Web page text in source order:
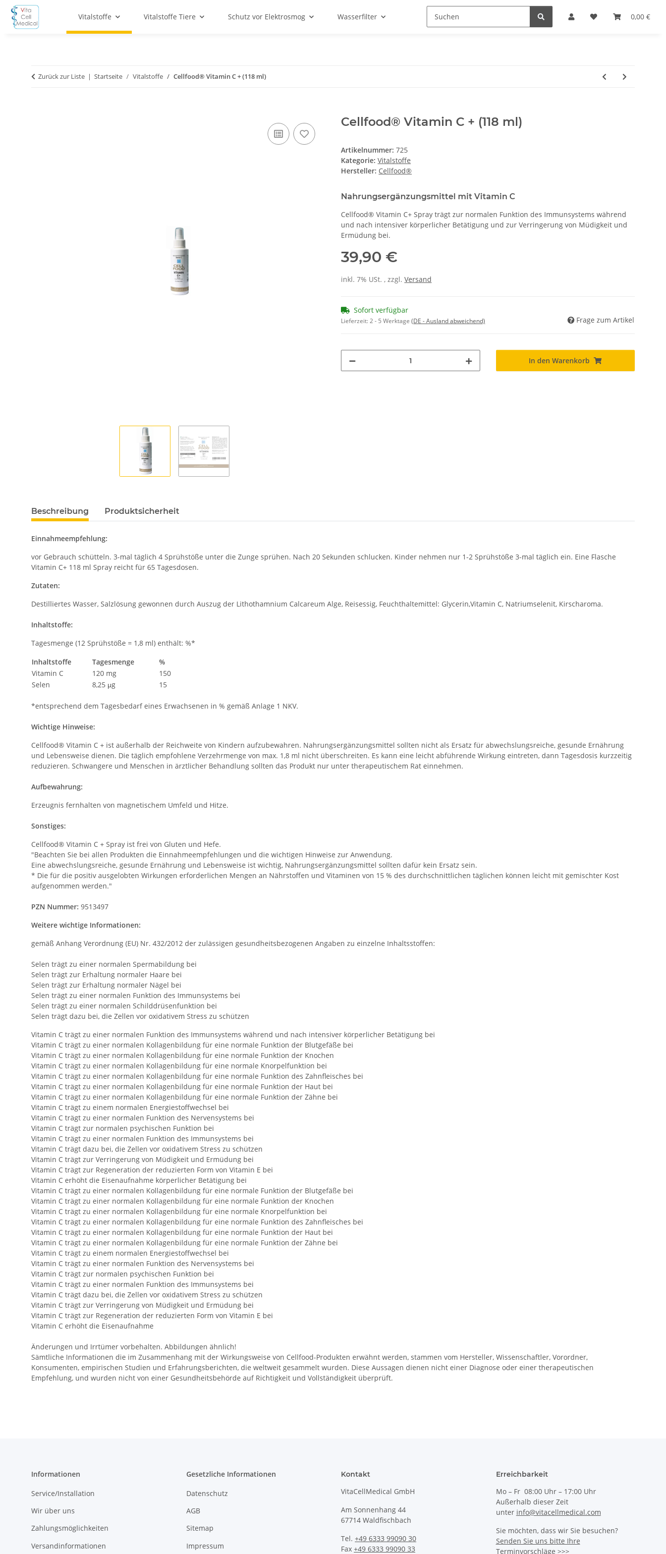
0,00 €
Vitalstoffe Vitalstoffe Tiere Schutz vor Elektrosmog Wasserfilter
Zurück zur Liste Startseite Vitalstoffe Cellfood® Vitamin C + (118 ml)
Cellfood® Vitamin C + (118 ml)
Artikelnummer: 725
Kategorie: Vitalstoffe
Hersteller: Cellfood®
Nahrungsergänzungsmittel mit Vitamin C
Cellfood® Vitamin C+ Spray trägt zur normalen Funktion des Immunsystems während
und nach intensiver körperlicher Betätigung und zur Verringerung von Müdigkeit und
Ermüdung bei.
39,90 €
inkl. 7% USt. , zzgl. Versand
Sofort verfügbar
Lieferzeit:2 - 5 Werktage (DE - Ausland abweichend) Frage zum Artikel
In den Warenkorb
Beschreibung Produktsicherheit
Einnahmeempfehlung:
vor Gebrauch schütteln. 3-mal täglich 4 Sprühstöße unter die Zunge sprühen. Nach 20 Sekunden schlucken. Kinder nehmen nur 1-2 Sprühstöße 3-mal täglich ein. Eine Flasche
Vitamin C+ 118 ml Spray reicht für 65 Tagesdosen.
Zutaten:
Destilliertes Wasser, Salzlösung gewonnen durch Auszug der Lithothamnium Calcareum Alge, Reisessig, Feuchthaltemittel: Glycerin,Vitamin C, Natriumselenit, Kirscharoma.
Inhaltstoffe:
Tagesmenge (12 Sprühstöße = 1,8 ml) enthält: %*
Inhaltstoffe
Tagesmenge
%
Vitamin C
120 mg
150
Selen
8,25 μg 15
*entsprechend dem Tagesbedarf eines Erwachsenen in % gemäß Anlage 1 NKV.
Wichtige Hinweise:
Cellfood® Vitamin C + ist außerhalb der Reichweite von Kindern aufzubewahren. Nahrungsergänzungsmittel sollten nicht als Ersatz für abwechslungsreiche, gesunde Ernährung
und Lebensweise dienen. Die täglich empfohlene Verzehrmenge von max. 1,8 ml nicht überschreiten. Es kann eine leicht abführende Wirkung eintreten, dann Tagesdosis kurzzeitig
reduzieren. Schwangere und Menschen in ärztlicher Behandlung sollten das Produkt nur unter therapeutischem Rat einnehmen.
Aufbewahrung:
Erzeugnis fernhalten von magnetischem Umfeld und Hitze.
Sonstiges:
Cellfood® Vitamin C + Spray ist frei von Gluten und Hefe.
"Beachten Sie bei allen Produkten die Einnahmeempfehlungen und die wichtigen Hinweise zur Anwendung.
Eine abwechslungsreiche, gesunde Ernährung und Lebensweise ist wichtig, Nahrungsergänzungsmittel sollten dafür kein Ersatz sein.
* Die für die positiv ausgelobten Wirkungen erforderlichen Mengen an Nährstoffen und Vitaminen von 15 % des durchschnittlichen täglichen können leicht mit gemischter Kost
aufgenommen werden."
PZN Nummer: 9513497
Weitere wichtige Informationen:
gemäß Anhang Verordnung (EU) Nr. 432/2012 der zulässigen gesundheitsbezogenen Angaben zu einzelne Inhaltsstoffen:
Selen trägt zu einer normalen Spermabildung bei
Selen trägt zur Erhaltung normaler Haare bei
Selen trägt zur Erhaltung normaler Nägel bei
Selen trägt zu einer normalen Funktion des Immunsystems bei
Selen trägt zu einer normalen Schilddrüsenfunktion bei
Selen trägt dazu bei, die Zellen vor oxidativem Stress zu schützen
Vitamin C trägt zu einer normalen Funktion des Immunsystems während und nach intensiver körperlicher Betätigung bei
Vitamin C trägt zu einer normalen Kollagenbildung für eine normale Funktion der Blutgefäße bei
Vitamin C trägt zu einer normalen Kollagenbildung für eine normale Funktion der Knochen
Vitamin C trägt zu einer normalen Kollagenbildung für eine normale Knorpelfunktion bei
Vitamin C trägt zu einer normalen Kollagenbildung für eine normale Funktion des Zahnfleisches bei
Vitamin C trägt zu einer normalen Kollagenbildung für eine normale Funktion der Haut bei
Vitamin C trägt zu einer normalen Kollagenbildung für eine normale Funktion der Zähne bei
Vitamin C trägt zu einem normalen Energiestoffwechsel bei
Vitamin C trägt zu einer normalen Funktion des Nervensystems bei
Vitamin C trägt zur normalen psychischen Funktion bei
Vitamin C trägt zu einer normalen Funktion des Immunsystems bei
Vitamin C trägt dazu bei, die Zellen vor oxidativem Stress zu schützen
Vitamin C trägt zur Verringerung von Müdigkeit und Ermüdung bei
Vitamin C trägt zur Regeneration der reduzierten Form von Vitamin E bei
Vitamin C erhöht die Eisenaufnahme körperlicher Betätigung bei
Vitamin C trägt zu einer normalen Kollagenbildung für eine normale Funktion der Blutgefäße bei
Vitamin C trägt zu einer normalen Kollagenbildung für eine normale Funktion der Knochen
Vitamin C trägt zu einer normalen Kollagenbildung für eine normale Knorpelfunktion bei
Vitamin C trägt zu einer normalen Kollagenbildung für eine normale Funktion des Zahnfleisches bei
Vitamin C trägt zu einer normalen Kollagenbildung für eine normale Funktion der Haut bei
Vitamin C trägt zu einer normalen Kollagenbildung für eine normale Funktion der Zähne bei
Vitamin C trägt zu einem normalen Energiestoffwechsel bei
Vitamin C trägt zu einer normalen Funktion des Nervensystems bei
Vitamin C trägt zur normalen psychischen Funktion bei
Vitamin C trägt zu einer normalen Funktion des Immunsystems bei
Vitamin C trägt dazu bei, die Zellen vor oxidativem Stress zu schützen
Vitamin C trägt zur Verringerung von Müdigkeit und Ermüdung bei
Vitamin C trägt zur Regeneration der reduzierten Form von Vitamin E bei
Vitamin C erhöht die Eisenaufnahme
Änderungen und Irrtümer vorbehalten. Abbildungen ähnlich!
Sämtliche Informationen die im Zusammenhang mit der Wirkungsweise von Cellfood-Produkten erwähnt werden, stammen vom Hersteller, Wissenschaftler, Vorordner,
Konsumenten, empirischen Studien und Erfahrungsberichten, die weltweit gesammelt wurden. Diese Aussagen dienen nicht einer Diagnose oder einer therapeutischen
Empfehlung, und wurden nicht von einer Gesundheitsbehörde auf Richtigkeit und Vollständigkeit überprüft.
Informationen
Service/Installation
Wir über uns
Zahlungsmöglichkeiten
Versandinformationen
Gesetzliche Informationen
Datenschutz
AGB
Sitemap
Impressum
Kontakt
VitaCellMedical GmbH
Am Sonnenhang 44
67714 Waldfischbach
Tel. +49 6333 99090 30
Fax +49 6333 99090 33
Erreichbarkeit
Mo – Fr 08:00 Uhr – 17:00 Uhr
Außerhalb dieser Zeit
unter info@vitacellmedical.com
Sie möchten, dass wir Sie besuchen?
Senden Sie uns bitte Ihre
Terminvorschläge >>>